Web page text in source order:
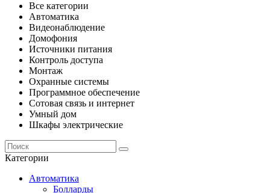
Все категории
Автоматика
Видеонаблюдение
Домофония
Источники питания
Контроль доступа
Монтаж
Охранные системы
Программное обеспечение
Сотовая связь и интернет
Умный дом
Шкафы электрические
Категории
Автоматика
Болларды